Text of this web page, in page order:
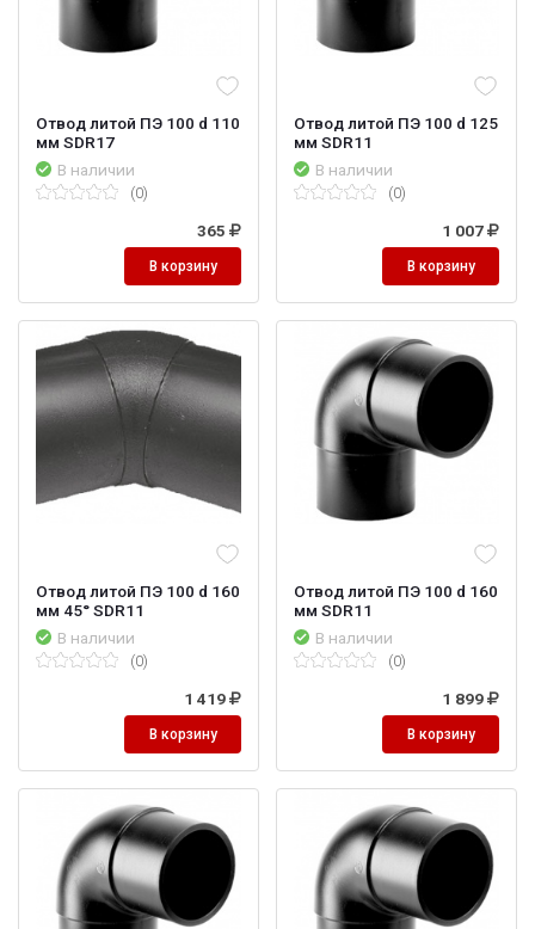
Отвод литой ПЭ 100 d 110
мм SDR17
В наличии
(0)
365
В корзину
Отвод литой ПЭ 100 d 125
мм SDR11
В наличии
(0)
1 007
В корзину
Отвод литой ПЭ 100 d 160
мм 45° SDR11
В наличии
(0)
1 419
В корзину
Отвод литой ПЭ 100 d 160
мм SDR11
В наличии
(0)
1 899
В корзину